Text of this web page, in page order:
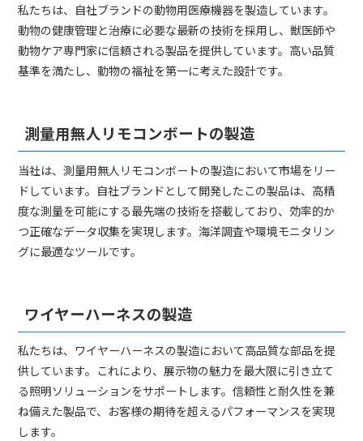
私たちは、自社ブランドの動物用医療機器を製造しています。
動物の健康管理と治療に必要な最新の技術を採用し、獣医師や
動物ケア専門家に信頼される製品を提供しています。高い品質
基準を満たし、動物の福祉を第一に考えた設計です。
測量用無人リモコンボートの製造
当社は、測量用無人リモコンボートの製造において市場をリー
ドしています。自社ブランドとして開発したこの製品は、高精
度な測量を可能にする最先端の技術を搭載しており、効率的か
つ正確なデータ収集を実現します。海洋調査や環境モニタリン
グに最適なツールです。
ワイヤーハーネスの製造
私たちは、ワイヤーハーネスの製造において高品質な部品を提
供しています。これにより、展示物の魅力を最大限に引き立て
る照明ソリューションをサポートします。信頼性と耐久性を兼
ね備えた製品で、お客様の期待を超えるパフォーマンスを実現
します。